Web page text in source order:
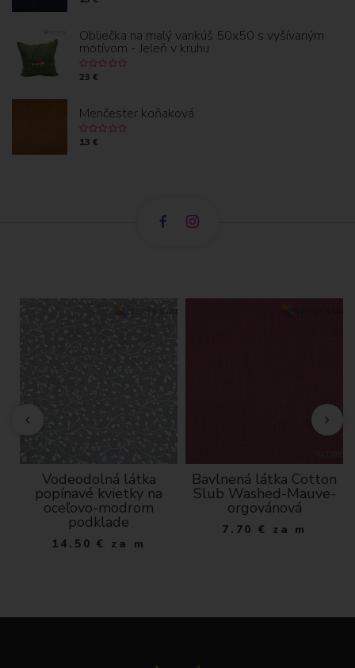
Obliečka na malý vankúš 50x50 s vyšívaným
motívom - Jeleň v kruhu
23 €
Menčester koňaková
13 €
Vodeodolná látka
popínavé kvietky na
oceľovo-modrom
podklade
14.50 € za m
Bavlnená látka Cotton
Slub Washed-Mauve-
orgovánová
7.70 € za m